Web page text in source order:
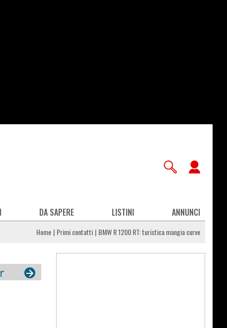
DA SAPERE LISTINI ANNUNCI
Home Primi contatti BMW R 1200 RT: turistica mangia curve